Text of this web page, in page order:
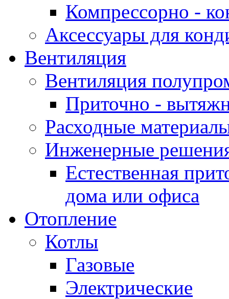
Компрессорно -
Аксессуары для
Вентиляция
Вентиляция
Приточно -
Расходные
Инженерные
Естественная
дома или офиса
Отопление
Котлы
Газовые
Электрические